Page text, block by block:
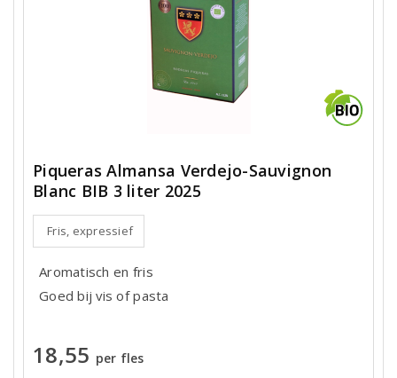
Piqueras Almansa Verdejo-Sauvignon
Blanc BIB 3 liter 2025
Fris, expressief
Aromatisch en fris
Goed bij vis of pasta
18,55 per fles